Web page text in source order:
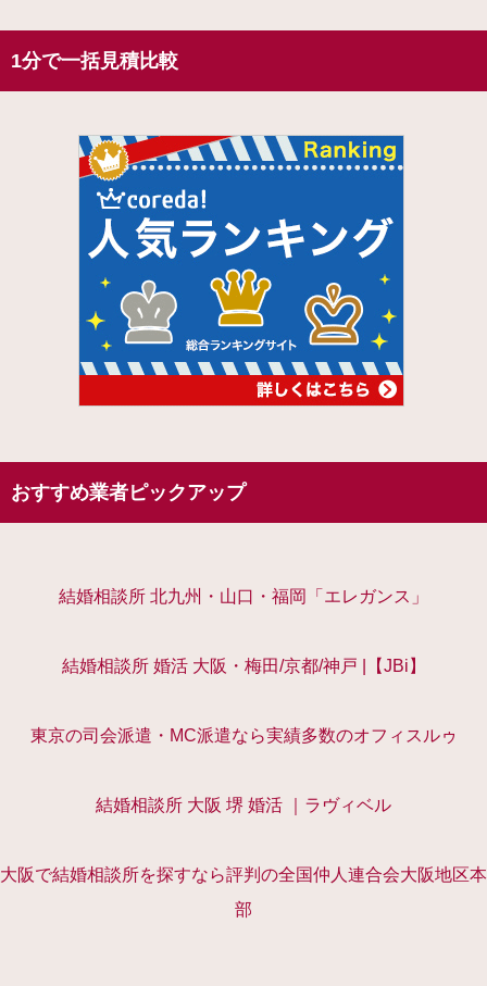
1分で一括見積比較
おすすめ業者ピックアップ
結婚相談所 北九州・山口・福岡「エレガンス」
結婚相談所 婚活 大阪・梅田/京都/神戸 |【JBi】
東京の司会派遣・MC派遣なら実績多数のオフィスルゥ
結婚相談所 大阪 堺 婚活 ｜ラヴィベル
大阪で結婚相談所を探すなら評判の全国仲人連合会大阪地区本
部